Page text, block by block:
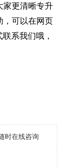
家更清晰专升
，可以在网页
系我们哦，
时在线咨询